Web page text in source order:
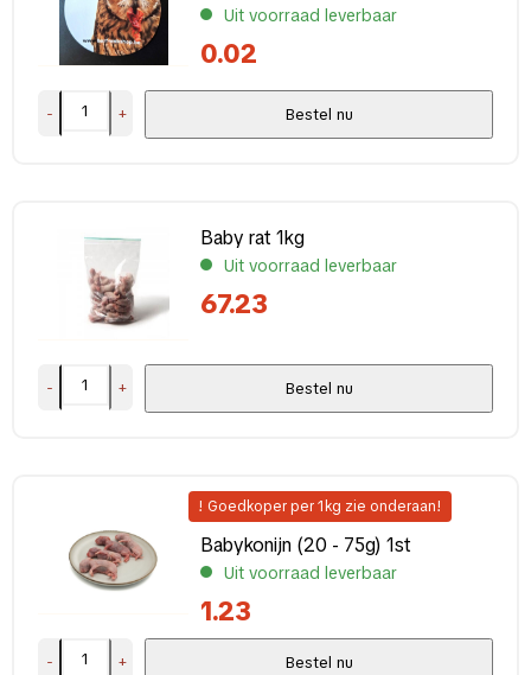
Uit voorraad leverbaar
0.02
- + Bestel nu
Baby rat 1kg
Uit voorraad leverbaar
67.23
- + Bestel nu
! Goedkoper per 1kg zie onderaan!
Babykonijn (20 - 75g) 1st
Uit voorraad leverbaar
1.23
- + Bestel nu